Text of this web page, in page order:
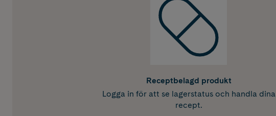
Receptbelagd produkt
Logga in för att se lagerstatus och handla dina
recept.